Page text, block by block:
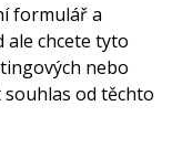
formulář a
ale chcete tyto
nebo
od těchto